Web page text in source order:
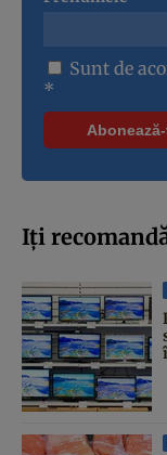
Sunt de
*
Iți